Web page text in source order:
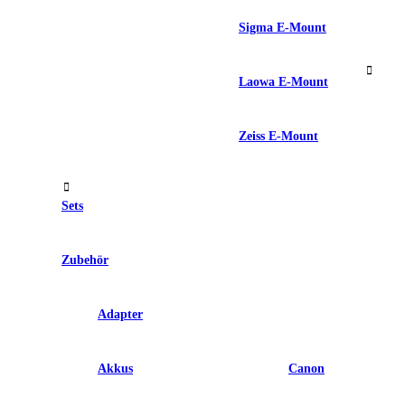
Sigma E-Mount
Laowa E-Mount
Zeiss E-Mount
Sets
Zubehör
Adapter
Akkus Canon